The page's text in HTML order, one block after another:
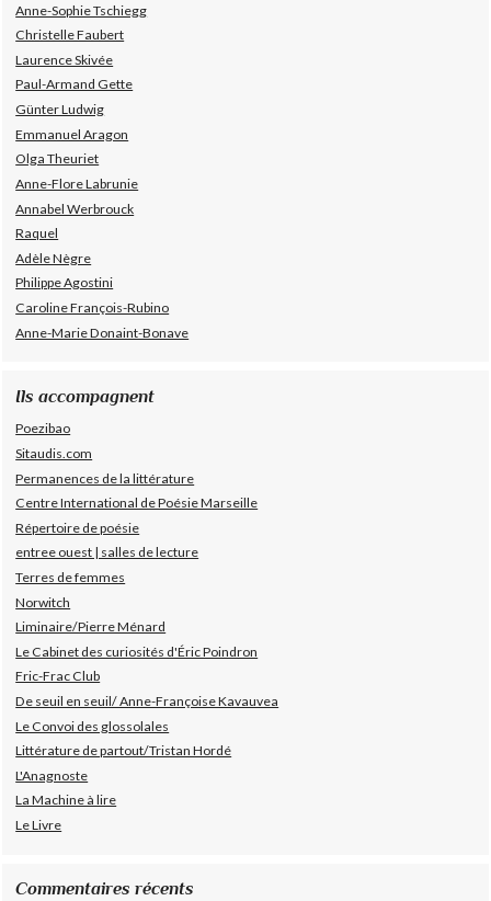
Anne-Sophie Tschiegg
Christelle Faubert
Laurence Skivée
Paul-Armand Gette
Günter Ludwig
Emmanuel Aragon
Olga Theuriet
Anne-Flore Labrunie
Annabel Werbrouck
Raquel
Adèle Nègre
Philippe Agostini
Caroline François-Rubino
Anne-Marie Donaint-Bonave
Ils accompagnent
Poezibao
Sitaudis.com
Permanences de la littérature
Centre International de Poésie Marseille
Répertoire de poésie
entree ouest | salles de lecture
Terres de femmes
Norwitch
Liminaire/Pierre Ménard
Le Cabinet des curiosités d'Éric Poindron
Fric-Frac Club
De seuil en seuil/ Anne-Françoise Kavauvea
Le Convoi des glossolales
Littérature de partout/Tristan Hordé
L'Anagnoste
La Machine à lire
Le Livre
Commentaires récents